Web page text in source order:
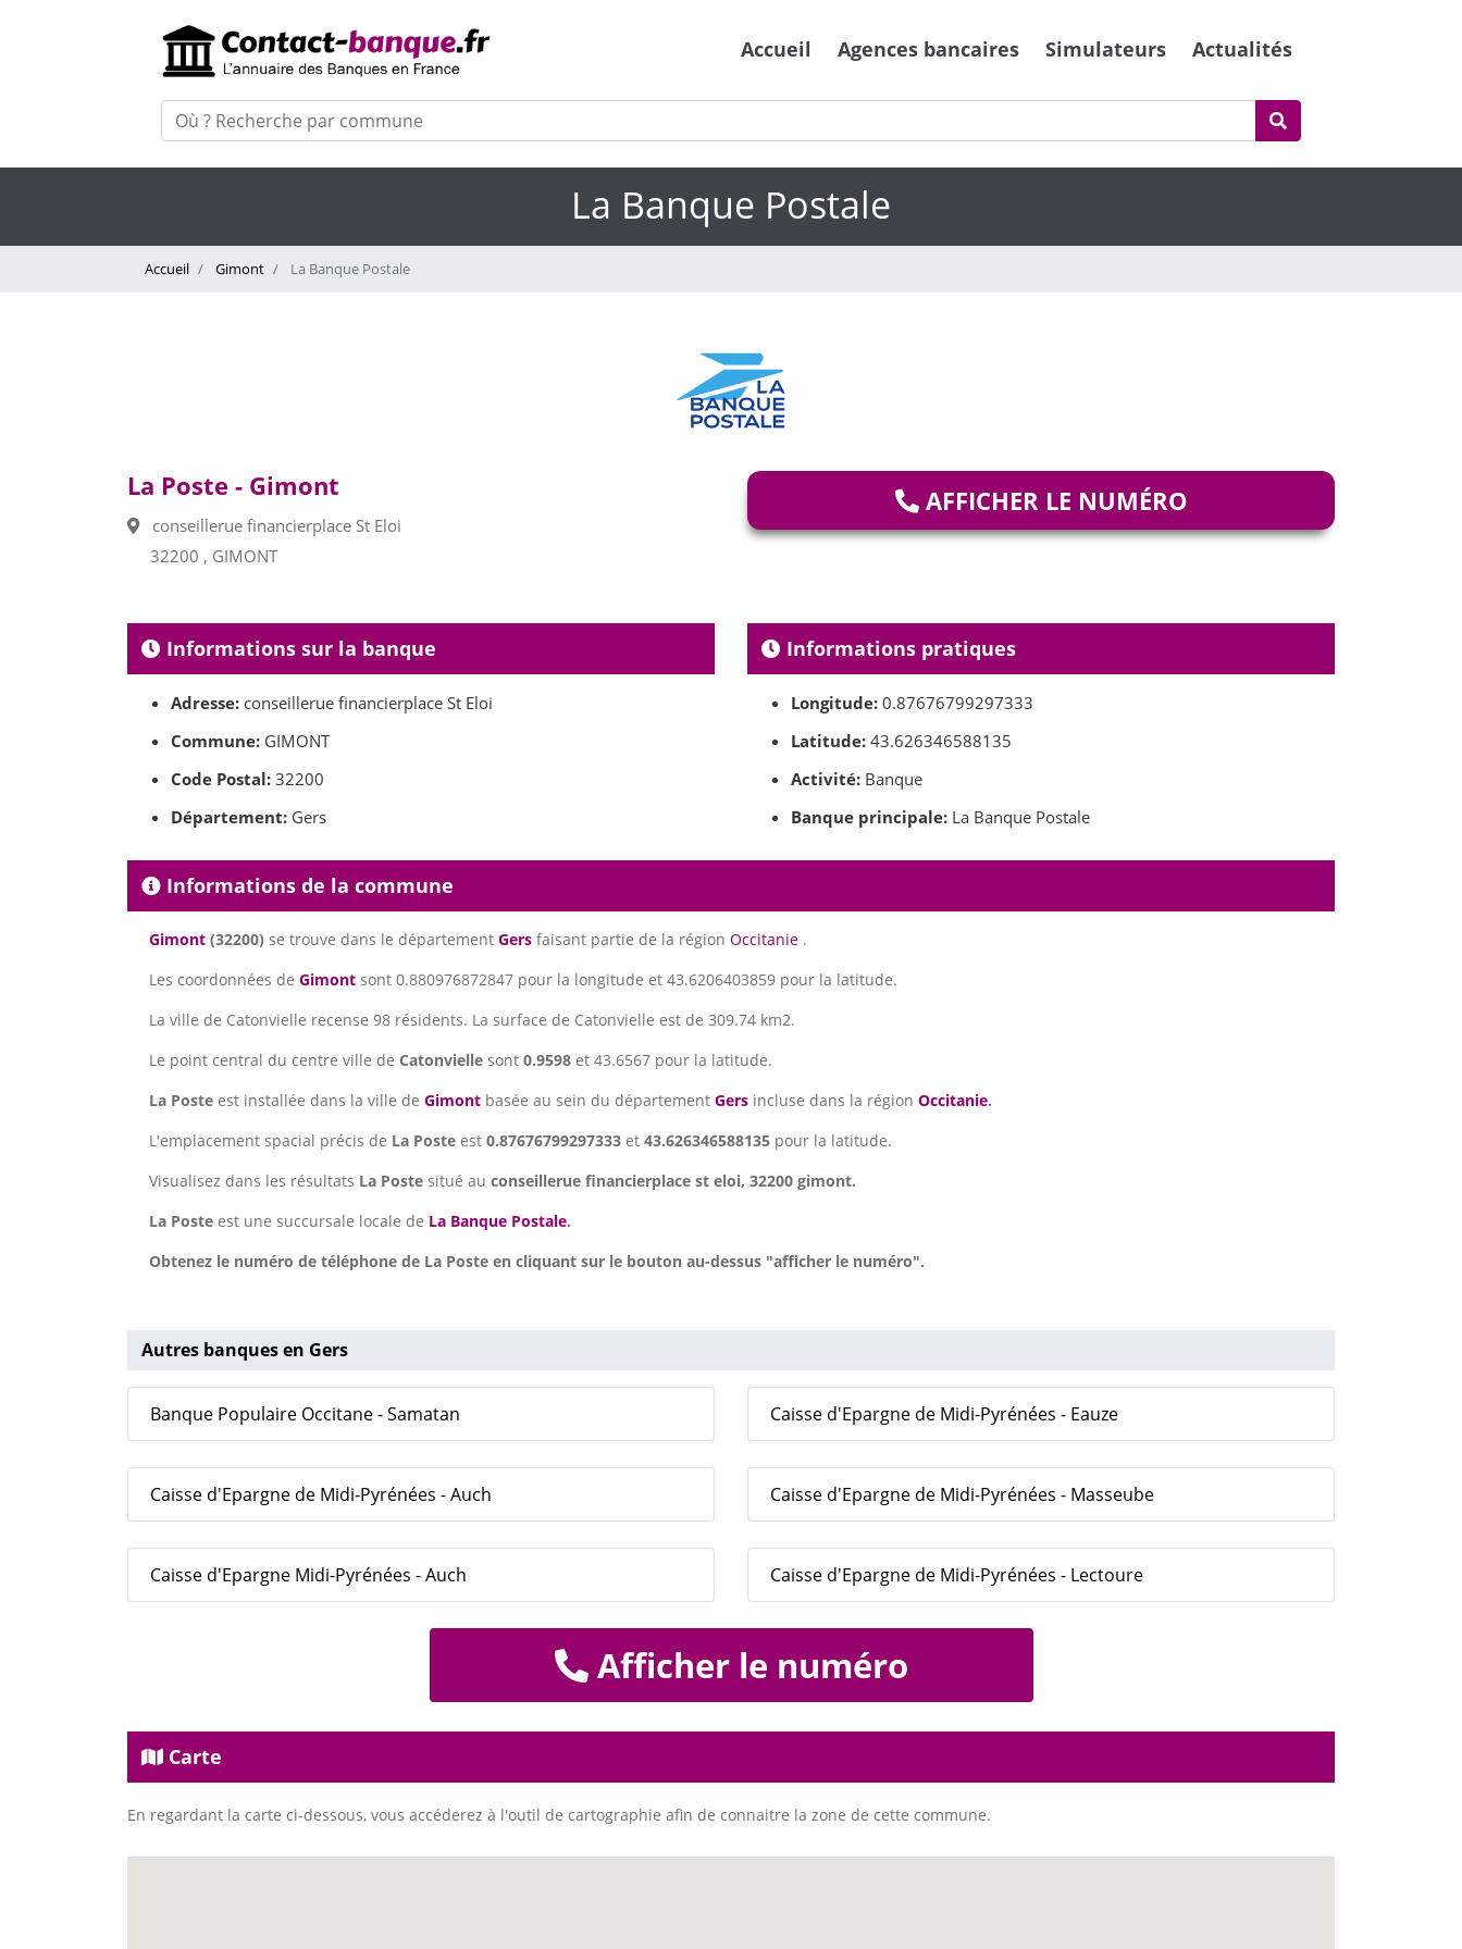
Accueil Agences bancaires Simulateurs Actualités
La Banque Postale
Accueil Gimont La Banque Postale
La Poste - Gimont
conseillerue financierplace St Eloi
32200 , GIMONT
AFFICHER LE NUMÉRO
Informations sur la banque
Adresse: conseillerue financierplace St Eloi
Commune: GIMONT
Code Postal: 32200
Département: Gers
Informations pratiques
Longitude: 0.87676799297333
Latitude: 43.626346588135
Activité: Banque
Banque principale: La Banque Postale
Informations de la commune
Gimont (32200) se trouve dans le département Gers faisant partie de la région Occitanie .
Les coordonnées de Gimont sont 0.880976872847 pour la longitude et 43.6206403859 pour la latitude.
La ville de Catonvielle recense 98 résidents. La surface de Catonvielle est de 309.74 km2.
Le point central du centre ville de Catonvielle sont 0.9598 et 43.6567 pour la latitude.
La Poste est installée dans la ville de Gimont basée au sein du département Gers incluse dans la région Occitanie.
L'emplacement spacial précis de La Poste est 0.87676799297333 et 43.626346588135 pour la latitude.
Visualisez dans les résultats La Poste situé au conseillerue financierplace st eloi, 32200 gimont.
La Poste est une succursale locale de La Banque Postale.
Obtenez le numéro de téléphone de La Poste en cliquant sur le bouton au-dessus "afficher le numéro".
Autres banques en Gers
Banque Populaire Occitane - Samatan Caisse d'Epargne de Midi-Pyrénées - Eauze
Caisse d'Epargne de Midi-Pyrénées - Auch Caisse d'Epargne de Midi-Pyrénées - Masseube
Caisse d'Epargne Midi-Pyrénées - Auch Caisse d'Epargne de Midi-Pyrénées - Lectoure
Afficher le numéro
Carte
En regardant la carte ci-dessous, vous accéderez à l'outil de cartographie afin de connaitre la zone de cette commune.